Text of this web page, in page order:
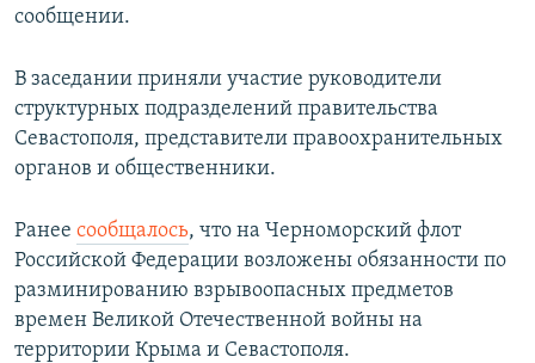
сообщении.
В заседании приняли участие руководители
структурных подразделений правительства
Севастополя, представители правоохранительных
органов и общественники.
Ранее сообщалось, что на Черноморский флот
Российской Федерации возложены обязанности по
разминированию взрывоопасных предметов
времен Великой Отечественной войны на
территории Крыма и Севастополя.